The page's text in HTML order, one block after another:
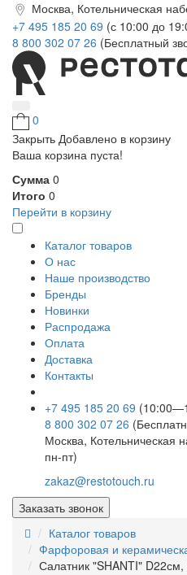
Москва, Котельническая
+7 495 185 20 69 (с 10:00 до
8 800 302 07 26 (Бесплатный
0
Закрыть Добавлено в корзину
Ваша корзина пуста!
Сумма 0
Итого 0
Перейти в корзину
Каталог товаров
О нас
Наше производство
Бренды
Новинки
Распродажа
Оплата
Доставка
Контакты
+7 495 185 20 69
8 800 302 07 26
Москва, Котельническая
пн-пт)
zakaz@restotouch.ru
Заказать звонок
Каталог товаров
Фарфоровая и
Салатник "SHANTI"